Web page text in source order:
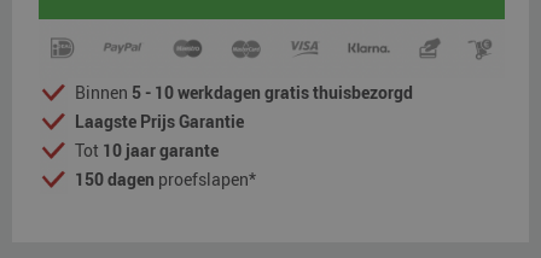
Binnen 5 - 10 werkdagen gratis thuisbezorgd
Laagste Prijs Garantie
Tot 10 jaar garante
150 dagen proefslapen*